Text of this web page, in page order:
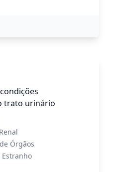
trato urinário
Órgãos
Estranho